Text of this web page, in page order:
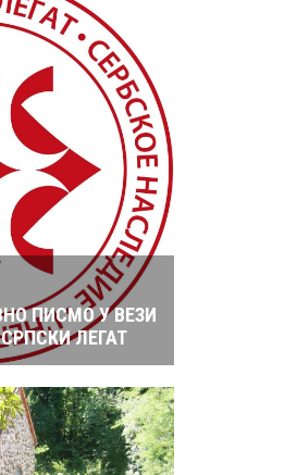
ПИСМО У ВЕЗИ
ЛЕГАТ